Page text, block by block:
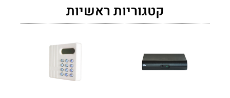
קטגוריות ראשיות